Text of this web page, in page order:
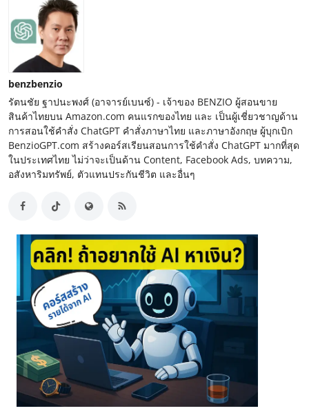
benzbenzio
รัตนชัย ฐาปนะพงศ์ (อาจารย์เบนซ์) - เจ้าของ BENZIO ผู้สอนขาย
สินค้าไทยบน Amazon.com คนแรกของไทย และ เป็นผู้เชี่ยวชาญด้าน
การสอนใช้คำสั่ง ChatGPT คำสั่งภาษาไทย และภาษาอังกฤษ ผู้บุกเบิก
BenzioGPT.com สร้างคอร์สเรียนสอนการใช้คำสั่ง ChatGPT มากที่สุด
ในประเทศไทย ไม่ว่าจะเป็นด้าน Content, Facebook Ads, บทความ,
อสังหาริมทรัพย์, ตัวแทนประกันชีวิต และอื่นๆ